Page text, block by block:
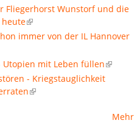
Fliegerhorst Wunstorf und die
heute
immer von der IL Hannover
Utopien mit Leben füllen
- Kriegstauglichkeit
Mehr